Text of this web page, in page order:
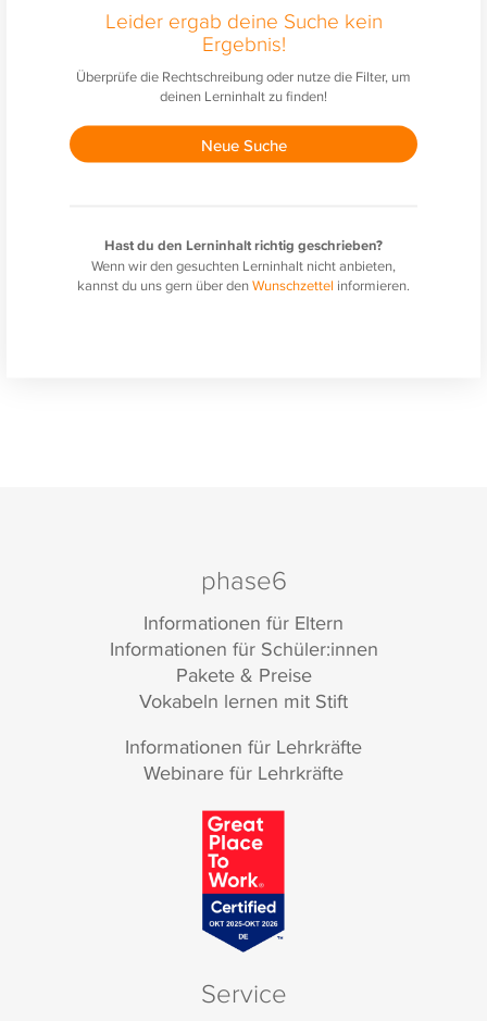
Leider ergab deine Suche kein
Ergebnis!
Überprüfe die Rechtschreibung oder nutze die Filter, um
deinen Lerninhalt zu finden!
Neue Suche
Hast du den Lerninhalt richtig geschrieben?
Wenn wir den gesuchten Lerninhalt nicht anbieten,
kannst du uns gern über denWunschzettel informieren.
phase6
Informationen für Eltern
Informationen für Schüler:innen
Pakete & Preise
Vokabeln lernen mit Stift
Informationen für Lehrkräfte
Webinare für Lehrkräfte
Service